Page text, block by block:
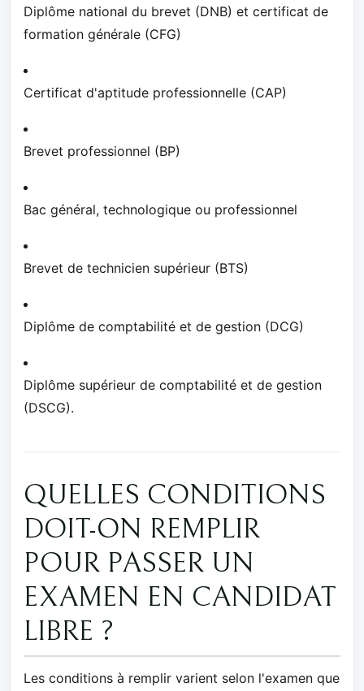
Diplôme national du brevet (DNB) et certificat de
formation générale (CFG)
Certificat d'aptitude professionnelle (CAP)
Brevet professionnel (BP)
Bac général, technologique ou professionnel
Brevet de technicien supérieur (BTS)
Diplôme de comptabilité et de gestion (DCG)
Diplôme supérieur de comptabilité et de gestion
(DSCG).
QUELLES CONDITIONS
DOIT-ON REMPLIR
POUR PASSER UN
EXAMEN EN CANDIDAT
LIBRE ?
Les conditions à remplir varient selon l'examen que